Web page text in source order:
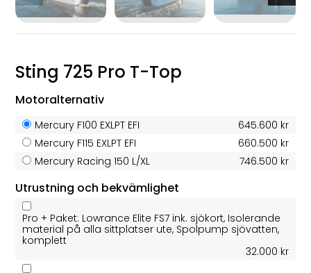
Sting 725 Pro T-Top
Motoralternativ
Mercury F100 EXLPT EFI
645.600 kr
Mercury F115 EXLPT EFI
660.500 kr
Mercury Racing 150 L/XL
746.500 kr
Utrustning och bekvämlighet
Pro + Paket: Lowrance Elite FS7 ink. sjökort, Isolerande
material på alla sittplatser ute, Spolpump sjövatten,
komplett
32.000 kr